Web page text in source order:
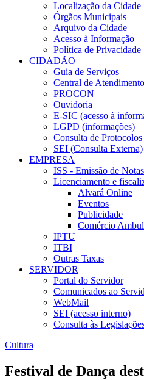
Localização da Cidade
Órgãos Municipais
Arquivo da Cidade
Acesso à Informação
Política de Privacidade
CIDADÃO
Guia de Serviços
Central de
PROCON
Ouvidoria
E-SIC (acesso à
LGPD (informações)
Consulta de Protocolos
SEI (Consulta Externa)
EMPRESA
ISS - Emissão de
Licenciamento e
Alvará Online
Eventos
Publicidade
Comércio
IPTU
ITBI
Outras Taxas
SERVIDOR
Portal do Servidor
Comunicados ao
WebMail
SEI (acesso interno)
Consulta às
Cultura
Festival de Dança